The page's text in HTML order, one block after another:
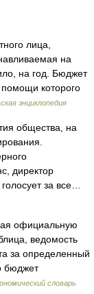
лица,
на
на год. Бюджет
которого
энциклопедия
общества, на
директор
за все…
официальную
ведомость
за определенный
бюджет
словарь